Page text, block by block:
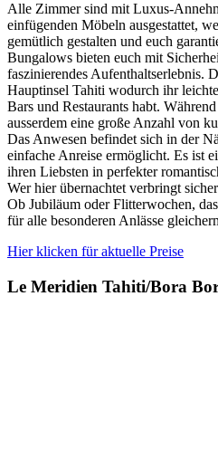
Alle Zimmer sind mit Luxus-
einfügenden Möbeln ausgestattet,
gemütlich gestalten und euch
Bungalows bieten euch mit
faszinierendes Aufenthaltserlebnis.
Hauptinsel Tahiti wodurch ihr
Bars und Restaurants habt.
ausserdem eine große Anzahl von
Das Anwesen befindet sich in der
einfache Anreise ermöglicht. Es ist
ihren Liebsten in perfekter
Wer hier übernachtet verbringt
Ob Jubiläum oder Flitterwochen,
für alle besonderen Anlässe
Hier klicken für aktuelle Preise
Le Meridien Tahiti/Bora